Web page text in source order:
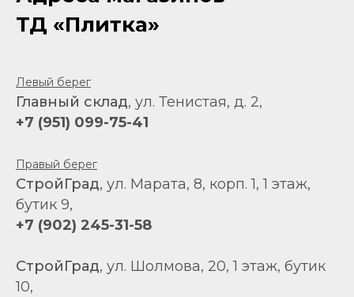
ТД «Плитка»
Левый берег
Главный склад, ул. Тенистая, д. 2,
+7 (951) 099-75-41
Правый берег
СтройГрад, ул. Марата, 8, корп. 1, 1 этаж,
бутик 9,
+7 (902) 245-31-58
СтройГрад, ул. Шолмова, 20, 1 этаж, бутик
10,